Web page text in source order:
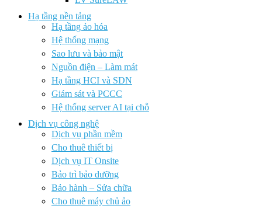
Hạ tầng nền tảng
Hạ tầng ảo hóa
Hệ thống mạng
Sao lưu và bảo mật
Nguồn điện – Làm mát
Hạ tầng HCI và SDN
Giám sát và PCCC
Hệ thống server AI tại chỗ
Dịch vụ công nghệ
Dịch vụ phần mềm
Cho thuê thiết bị
Dịch vụ IT Onsite
Bảo trì bảo dưỡng
Bảo hành – Sửa chữa
Cho thuê máy chủ ảo